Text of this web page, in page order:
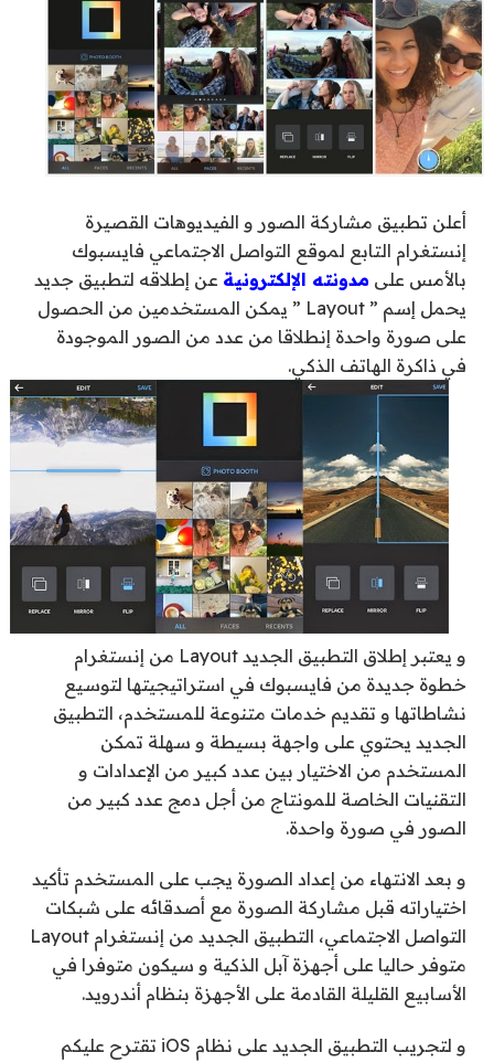
أعلن تطبيق مشاركة الصور و الفيديوهات القصيرة
إنستغرام التابع لموقع التواصل الاجتماعي فايسبوك
بالأمس على مدونته الإلكترونية عن إطلاقه لتطبيق جديد
يحمل إسم ” Layout ” يمكن المستخدمين من الحصول
على صورة واحدة إنطلاقا من عدد من الصور الموجودة
في ذاكرة الهاتف الذكي.
و يعتبر إطلاق التطبيق الجديد Layout من إنستغرام
خطوة جديدة من فايسبوك في استراتيجيتها لتوسيع
نشاطاتها و تقديم خدمات متنوعة للمستخدم، التطبيق
الجديد يحتوي على واجهة بسيطة و سهلة تمكن
المستخدم من الاختيار بين عدد كبير من الإعدادات و
التقنيات الخاصة للمونتاج من أجل دمج عدد كبير من
الصور في صورة واحدة.
و بعد الانتهاء من إعداد الصورة يجب على المستخدم تأكيد
اختياراته قبل مشاركة الصورة مع أصدقائه على شبكات
التواصل الاجتماعي، التطبيق الجديد من إنستغرام Layout
متوفر حاليا على أجهزة آبل الذكية و سيكون متوفرا في
الأسابيع القليلة القادمة على الأجهزة بنظام أندرويد.
و لتجريب التطبيق الجديد على نظام iOS تقترح عليكم